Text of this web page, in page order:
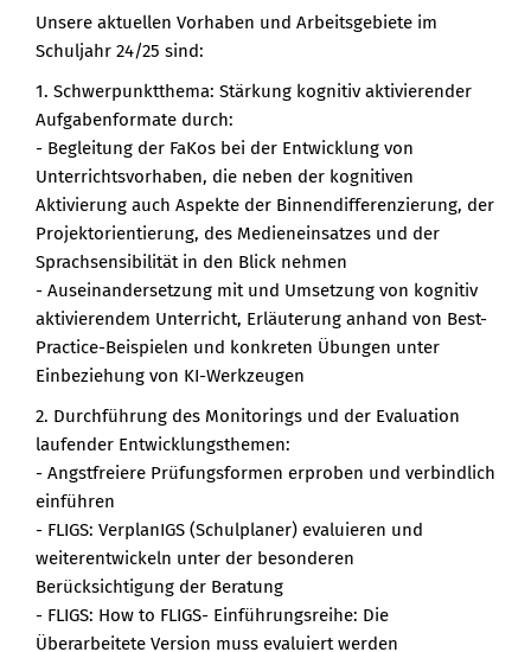
Unsere aktuellen Vorhaben und Arbeitsgebiete im
Schuljahr 24/25 sind:
1. Schwerpunktthema: Stärkung kognitiv aktivierender
Aufgabenformate durch:
- Begleitung der FaKos bei der Entwicklung von
Unterrichtsvorhaben, die neben der kognitiven
Aktivierung auch Aspekte der Binnendifferenzierung, der
Projektorientierung, des Medieneinsatzes und der
Sprachsensibilität in den Blick nehmen
- Auseinandersetzung mit und Umsetzung von kognitiv
aktivierendem Unterricht, Erläuterung anhand von Best-
Practice-Beispielen und konkreten Übungen unter
Einbeziehung von KI-Werkzeugen
2. Durchführung des Monitorings und der Evaluation
laufender Entwicklungsthemen:
- Angstfreiere Prüfungsformen erproben und verbindlich
einführen
- FLIGS: VerplanIGS (Schulplaner) evaluieren und
weiterentwickeln unter der besonderen
Berücksichtigung der Beratung
- FLIGS: How to FLIGS- Einführungsreihe: Die
Überarbeitete Version muss evaluiert werden